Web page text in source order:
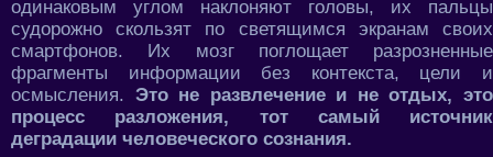
одинаковым углом наклоняют головы, их пальцы
судорожно скользят по светящимся экранам своих
смартфонов. Их мозг поглощает разрозненные
фрагменты информации без контекста, цели и
осмысления. Это не развлечение и не отдых, это
процесс разложения, тот самый источник
деградации человеческого сознания.